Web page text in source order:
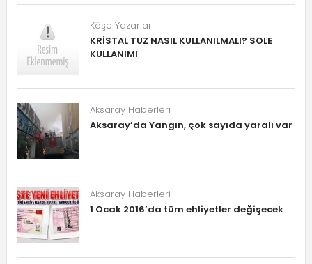
Köşe Yazarları
KRİSTAL TUZ NASIL KULLANILMALI? SOLE
KULLANIMI
Aksaray Haberleri
Aksaray’da Yangın, çok sayıda yaralı var
Aksaray Haberleri
1 Ocak 2016’da tüm ehliyetler değişecek